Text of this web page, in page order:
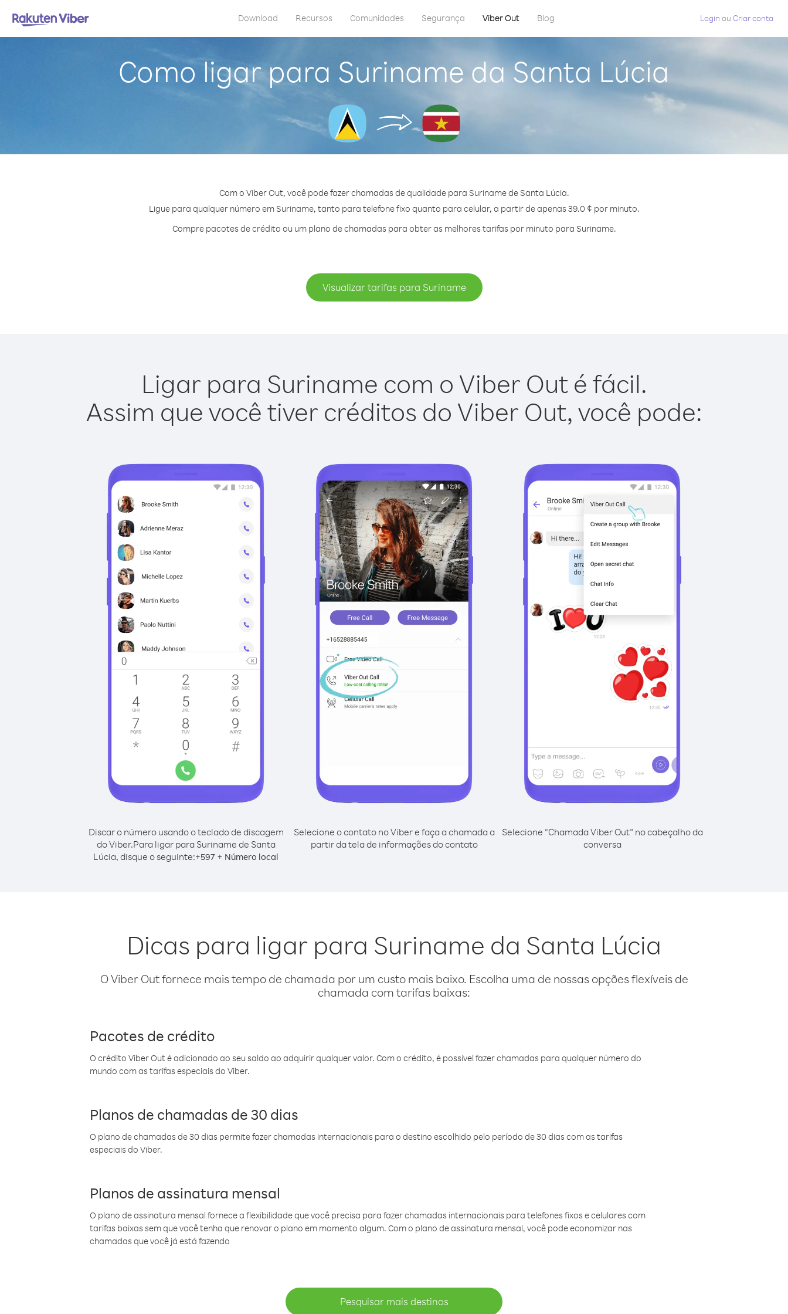
Download Recursos Comunidades Segurança Viber Out Blog Login ou Criar conta
Como ligar para Suriname da Santa Lúcia
Com o Viber Out, você pode fazer chamadas de qualidade para Suriname de Santa Lúcia.
Ligue para qualquer número em Suriname, tanto para telefone fixo quanto para celular, a partir de apenas 39.0 ¢ por minuto.
Compre pacotes de crédito ou um plano de chamadas para obter as melhores tarifas por minuto para Suriname.
Visualizar tarifas para Suriname
Ligar para Suriname com o Viber Out é fácil.
Assim que você tiver créditos do Viber Out, você pode:
Discar o número usando o teclado de discagem
do Viber.Para ligar para Suriname de Santa
Lúcia, disque o seguinte:+597 + Número local
Selecione o contato no Viber e faça a chamada a
partir da tela de informações do contato
Selecione “Chamada Viber Out” no cabeçalho da
conversa
Dicas para ligar para Suriname da Santa Lúcia
O Viber Out fornece mais tempo de chamada por um custo mais baixo. Escolha uma de nossas opções flexíveis de
chamada com tarifas baixas:
Pacotes de crédito
O crédito Viber Out é adicionado ao seu saldo ao adquirir qualquer valor. Com o crédito, é possível fazer chamadas para qualquer número do
mundo com as tarifas especiais do Viber.
Planos de chamadas de 30 dias
O plano de chamadas de 30 dias permite fazer chamadas internacionais para o destino escolhido pelo período de 30 dias com as tarifas
especiais do Viber.
Planos de assinatura mensal
O plano de assinatura mensal fornece a flexibilidade que você precisa para fazer chamadas internacionais para telefones fixos e celulares com
tarifas baixas sem que você tenha que renovar o plano em momento algum. Com o plano de assinatura mensal, você pode economizar nas
chamadas que você já está fazendo
Pesquisar mais destinos